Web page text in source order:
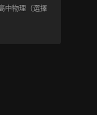
中物理（選擇